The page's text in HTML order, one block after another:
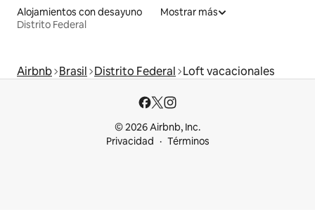
Alojamientos con desayuno
Distrito Federal
Mostrar más
Airbnb Brasil Distrito Federal Loft vacacionales
© 2026 Airbnb, Inc.
Privacidad
Términos